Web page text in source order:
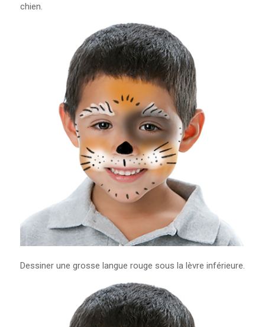
chien.
Dessiner une grosse langue rouge sous la lèvre inférieure.